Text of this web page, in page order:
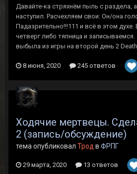
Давайте-ка стряхнём пыль с раздела,
наступил. Расчехляем свои: Он/она
Падазрительно!!!111 и всё в этом
четверг либо тяпница и записываемся.
выбыла из игры на второй день 2
8 июня, 2020 245 ответов
Ходячие мертвецы.
2 (запись/обсуждение)
тема опубликовал Трод в ФРПГ
29 марта, 2020 13 ответов